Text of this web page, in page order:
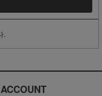
.